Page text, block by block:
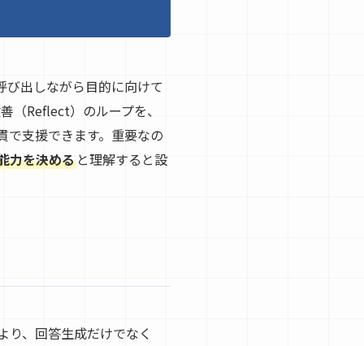
出しながら目的に向けて
（Reflect）のループを、
で支援できます。重要なの
力を決める と理解すると設
り、回答生成だけでなく